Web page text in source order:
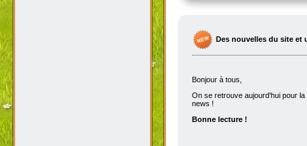
Des nouvelles du site
Bonjour à tous,
On se retrouve aujourd'hui pour
news !
Bonne lecture !